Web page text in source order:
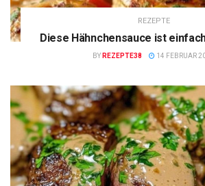
REZEPTE
Diese Hähnchensauce ist
BY REZEPTE38 14 FEBRUAR